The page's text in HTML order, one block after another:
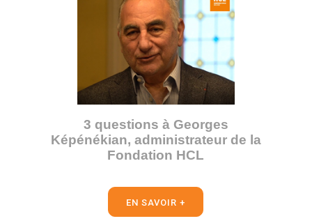
3 questions à Georges
Képénékian, administrateur de la
Fondation HCL
EN SAVOIR +